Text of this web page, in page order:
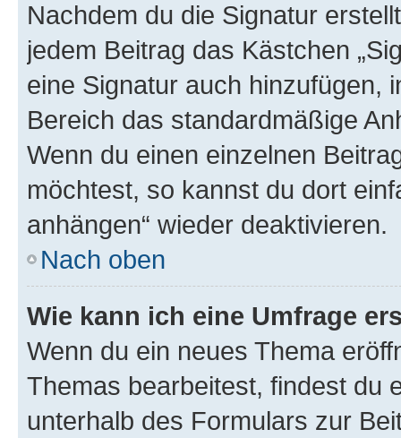
Nachdem du die Signatur
jedem Beitrag das Kästchen
eine Signatur auch hinzufügen,
Bereich das standardmäßige
Wenn du einen einzelnen
möchtest, so kannst du dort
anhängen“ wieder deaktivieren.
Nach oben
Wie kann ich eine Umfrage
Wenn du ein neues Thema
Themas bearbeitest, findest du
unterhalb des Formulars zur